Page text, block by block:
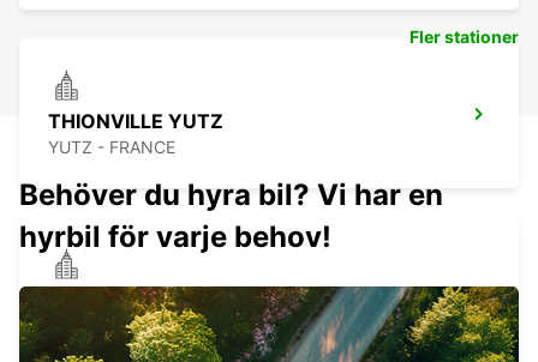
THIONVILLE YUTZ
YUTZ - FRANCE
ST AVOLD
SAINT AVOLD - FRANCE
Fler stationer
Behöver du hyra bil? Vi har en
hyrbil för varje behov!